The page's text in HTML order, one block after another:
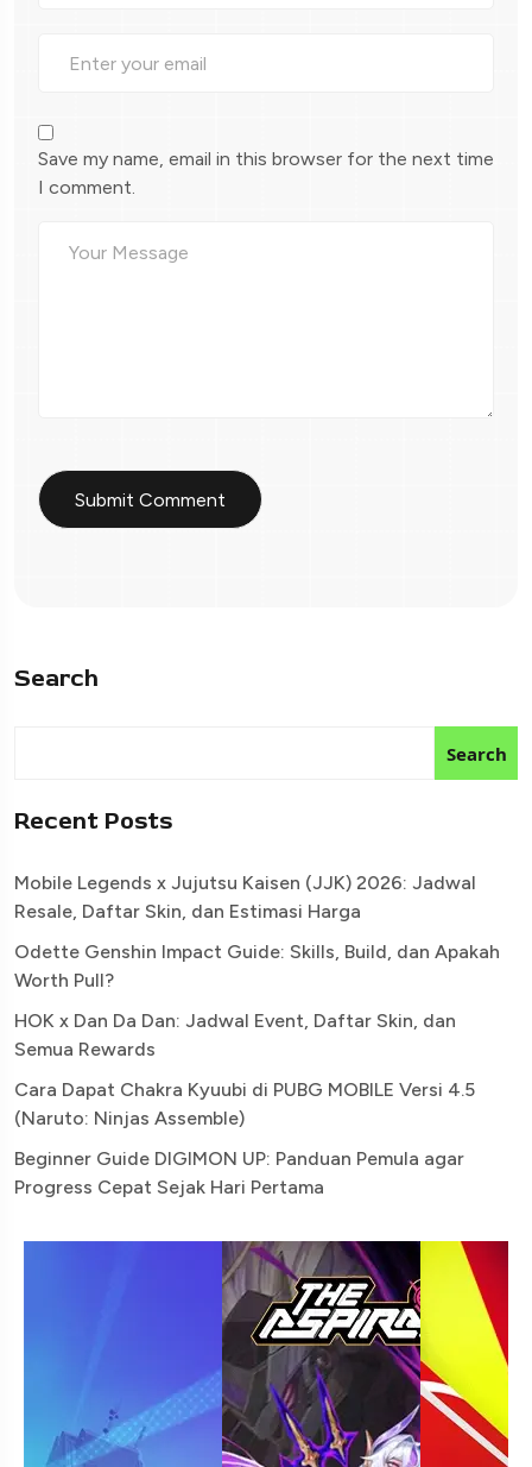
Save my name, email in this browser for the next time
I comment.
Search
Search
Recent Posts
Mobile Legends x Jujutsu Kaisen (JJK) 2026: Jadwal
Resale, Daftar Skin, dan Estimasi Harga
Odette Genshin Impact Guide: Skills, Build, dan Apakah
Worth Pull?
HOK x Dan Da Dan: Jadwal Event, Daftar Skin, dan
Semua Rewards
Cara Dapat Chakra Kyuubi di PUBG MOBILE Versi 4.5
(Naruto: Ninjas Assemble)
Beginner Guide DIGIMON UP: Panduan Pemula agar
Progress Cepat Sejak Hari Pertama